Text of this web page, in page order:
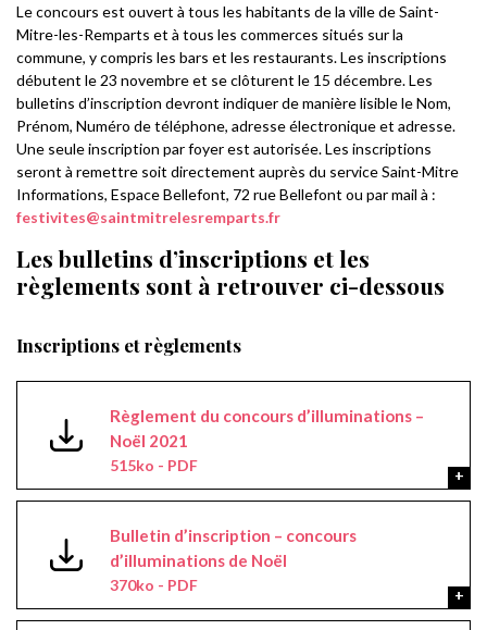
Le concours est ouvert à tous les habitants de la ville de Saint-
Mitre-les-Remparts et à tous les commerces situés sur la
commune, y compris les bars et les restaurants. Les inscriptions
débutent le 23 novembre et se clôturent le 15 décembre. Les
bulletins d’inscription devront indiquer de manière lisible le Nom,
Prénom, Numéro de téléphone, adresse électronique et adresse.
Une seule inscription par foyer est autorisée. Les inscriptions
seront à remettre soit directement auprès du service Saint-Mitre
Informations, Espace Bellefont, 72 rue Bellefont ou par mail à :
festivites@saintmitrelesremparts.fr
Les bulletins d’inscriptions et les
règlements sont à retrouver ci-dessous
Inscriptions et règlements
Règlement du concours d’illuminations –
Noël 2021
515ko - PDF
Bulletin d’inscription – concours
d’illuminations de Noël
370ko - PDF